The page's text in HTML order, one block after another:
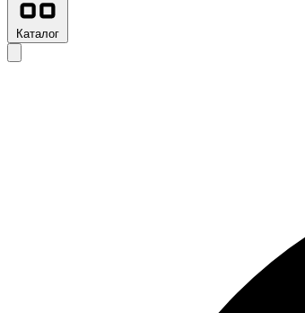
Каталог